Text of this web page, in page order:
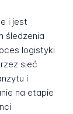
i jest
śledzenia
logistyki
sieć
i
na etapie